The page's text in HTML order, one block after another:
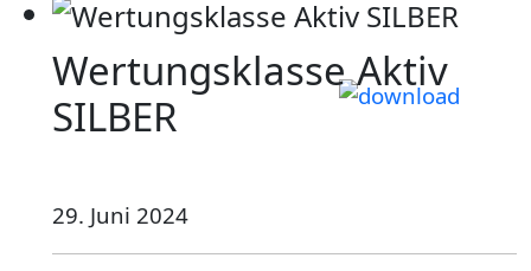
Wertungsklasse Aktiv
SILBER
29. Juni 2024